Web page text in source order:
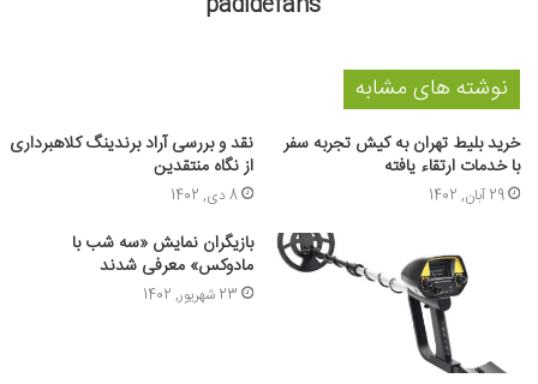
نوشته های مشابه
خرید بلیط تهران به کیش تجربه سفر
با خدمات ارتقاء یافته
29 آبان, 1402
نقد و بررسی آراد برندینگ کلاهبرداری
از نگاه منتقدین
8 دی, 1402
بازیگران نمایش «سه شب با
مادوکس» معرفی شدند
23 شهریور, 1402